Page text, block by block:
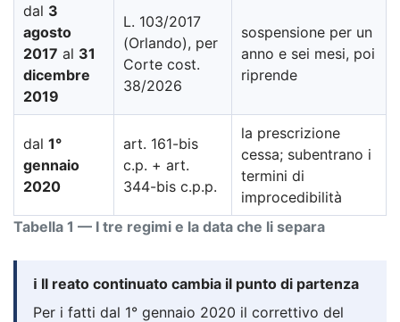
Tabella 1 — I tre regimi e la data che li separa
dal 3
agosto
2017 al 31
dicembre
2019
L. 103/2017
(Orlando), per
Corte cost.
38/2026
sospensione per un
anno e sei mesi, poi
riprende
dal 1°
gennaio
2020
art. 161-bis
c.p. + art.
344-bis c.p.p.
la prescrizione
cessa; subentrano i
termini di
improcedibilità
ℹ️ Il reato continuato cambia il punto di partenza
Per i fatti dal 1° gennaio 2020 il correttivo del